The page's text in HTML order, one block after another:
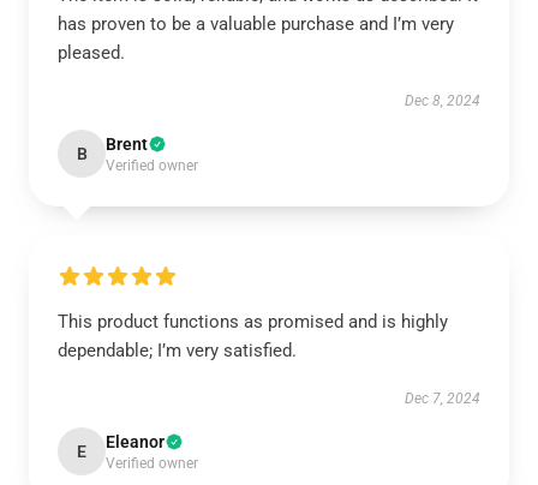
has proven to be a valuable purchase and I’m very
pleased.
Dec 8, 2024
B Brent
Verified owner
This product functions as promised and is highly
dependable; I’m very satisfied.
Dec 7, 2024
E Eleanor
Verified owner